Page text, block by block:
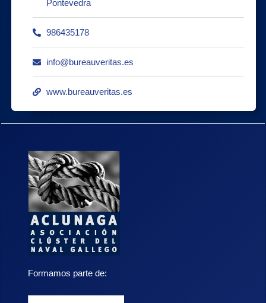
Pontevedra
986435178
info@bureauveritas.es
www.bureauveritas.es
Formamos parte de: